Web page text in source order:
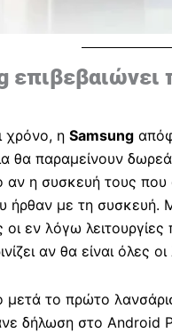
επιβεβαιώνει
χρόνο, η Samsung
θα παραμείνουν
αν η συσκευή τους που
ήρθαν με τη συσκευή.
εν λόγω
αν θα είναι όλες
το πρώτο
δήλωση στο Android